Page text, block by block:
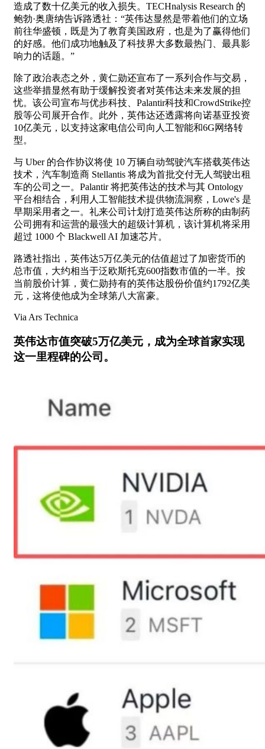
造成了数十亿美元的收入损失。TECHnalysis Research 的
鲍勃·奥唐纳告诉路透社：“英伟达显然是带着他们的立场
前往华盛顿，既是为了教育美国政府，也是为了赢得他们
的好感。他们成功地触及了科技界大多数最热门、最具影
响力的话题。”
除了政治表态之外，黄仁勋还宣布了一系列合作与交易，
这些举措显然有助于缓解投资者对英伟达未来发展的担
忧。该公司宣布与优步科技、Palantir科技和CrowdStrike控
股等公司展开合作。此外，英伟达还透露将向诺基亚投资
10亿美元，以支持这家电信公司向人工智能和6G网络转
型。
与 Uber 的合作协议将使 10 万辆自动驾驶汽车搭载英伟达
技术，汽车制造商 Stellantis 将成为首批交付无人驾驶出租
车的公司之一。Palantir 将把英伟达的技术与其 Ontology
平台相结合，利用人工智能技术提供物流洞察，Lowe's 是
早期采用者之一。礼来公司计划打造英伟达所称的由制药
公司拥有和运营的最强大的超级计算机，该计算机将采用
超过 1000 个 Blackwell AI 加速芯片。
路透社指出，英伟达5万亿美元的估值超过了加密货币的
总市值，大约相当于泛欧斯托克600指数市值的一半。按
当前股价计算，黄仁勋持有的英伟达股份价值约1792亿美
元，这将使他成为全球第八大富豪。
Via Ars Technica
英伟达市值突破5万亿美元，成为全球首家实现
这一里程碑的公司。